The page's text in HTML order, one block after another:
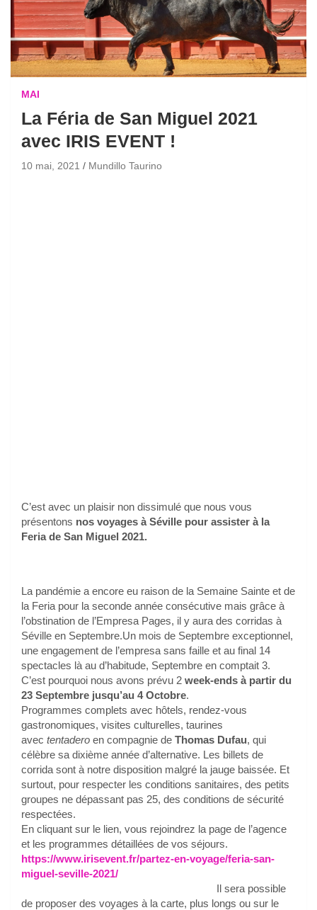
MAI
La Féria de San Miguel 2021
avec IRIS EVENT !
10 mai, 2021 Mundillo Taurino
C’est avec un plaisir non dissimulé que nous vous
présentons nos voyages à Séville pour assister à la
Feria de San Miguel 2021.
La pandémie a encore eu raison de la Semaine Sainte et de
la Feria pour la seconde année consécutive mais grâce à
l’obstination de l’Empresa Pages, il y aura des corridas à
Séville en Septembre.Un mois de Septembre exceptionnel,
une engagement de l’empresa sans faille et au final 14
spectacles là au d’habitude, Septembre en comptait 3.
C’est pourquoi nous avons prévu 2 week-ends à partir du
23 Septembre jusqu’au 4 Octobre.
Programmes complets avec hôtels, rendez-vous
gastronomiques, visites culturelles, taurines
avec tentadero en compagnie de Thomas Dufau, qui
célèbre sa dixième année d’alternative. Les billets de
corrida sont à notre disposition malgré la jauge baissée. Et
surtout, pour respecter les conditions sanitaires, des petits
groupes ne dépassant pas 25, des conditions de sécurité
respectées.
En cliquant sur le lien, vous rejoindrez la page de l’agence
et les programmes détaillées de vos séjours.
https://www.irisevent.fr/partez-en-voyage/feria-san-
miguel-seville-2021/
Il sera possible
de proposer des voyages à la carte, plus longs ou sur le